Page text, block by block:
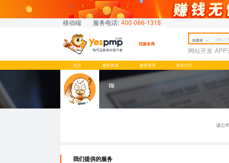
移动端 服务电话:400-066-1318
找服务商
找需求
网站开发 APP
首页 服务商城 服务商库 标的大厅
该公
我们提供的服务